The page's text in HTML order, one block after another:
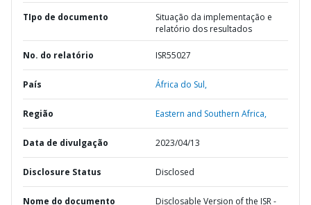
TIpo de documento
Situação da implementação e
relatório dos resultados
No. do relatório ISR55027
País África do Sul,
Região Eastern and Southern Africa,
Data de divulgação 2023/04/13
Disclosure Status Disclosed
Nome do documento
Disclosable Version of the ISR -